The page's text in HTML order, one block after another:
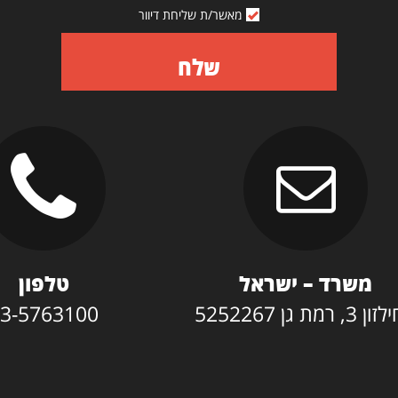
מאשר/ת שליחת דיוור
שלח
משרד – ישראל
גן 5252267
טלפון
5763100